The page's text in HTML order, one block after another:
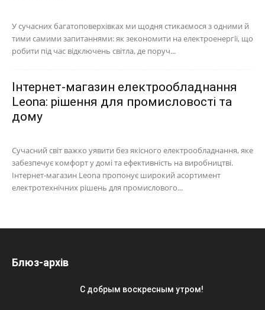
У сучасних багатоповерхівках ми щодня стикаємося з одними й
тими самими запитаннями: як зекономити на електроенергії, що
робити під час відключень світла, де поруч...
Інтернет-магазин електрообладнання
Leona: рішення для промисловості та
дому
Сучасний світ важко уявити без якісного електрообладнання, яке
забезпечує комфорт у домі та ефективність на виробництві.
Інтернет-магазин Leona пропонує широкий асортимент
електротехнічних рішень для промислового...
Блюз-архів
С добрым воскресным утром!